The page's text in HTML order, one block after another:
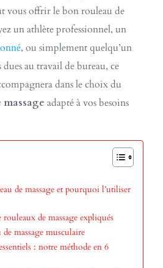
vous offrir le bon rouleau de
un athlète professionnel, un
, ou simplement quelqu’un
au travail de bureau, ce
dans le choix du
adapté à vos besoins
de massage et pourquoi l’utiliser
rouleaux de massage expliqués
massage musculaire
: notre méthode en 6